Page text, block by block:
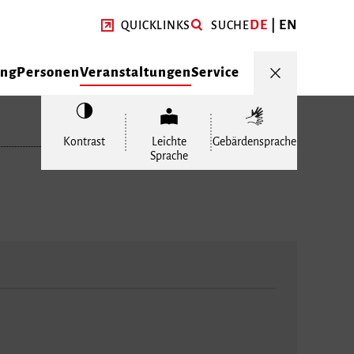
QUICKLINKS SUCHEDE EN
PersonenVeranstaltungenService
Kontrast
Leichte
Sprache
Gebärdensprache